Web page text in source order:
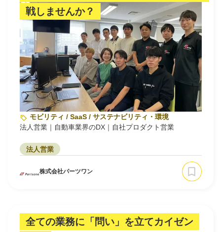
戦しませんか？
モビリティ / SaaS / サステナビリティ・環境
法人営業｜自動車業界のDX｜自社プロダクト営業
法人営業
株式会社パーツワン
全ての業務に「問い」を立てカイゼン